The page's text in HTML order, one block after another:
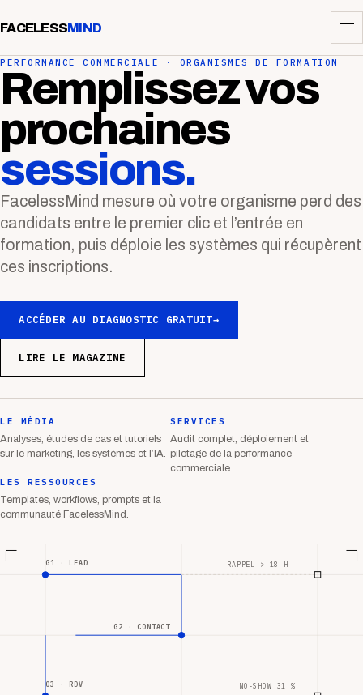
FACELESSMIND
PERFORMANCE COMMERCIALE · ORGANISMES DE FORMATION
Remplissez vos
prochaines
sessions.
FacelessMind mesure où votre organisme perd des
candidats entre le premier clic et l’entrée en
formation, puis déploie les systèmes qui récupèrent
ces inscriptions.
ACCÉDER AU DIAGNOSTIC GRATUIT→
LIRE LE MAGAZINE
LE MÉDIA
Analyses, études de cas et tutoriels
sur le marketing, les systèmes et l’IA.
SERVICES
Audit complet, déploiement et
pilotage de la performance
commerciale.
LES RESSOURCES
Templates, workflows, prompts et la
communauté FacelessMind.
01 · LEAD
02 · CONTACT
03 · RDV
RAPPEL > 18 H
NO-SHOW 31 %